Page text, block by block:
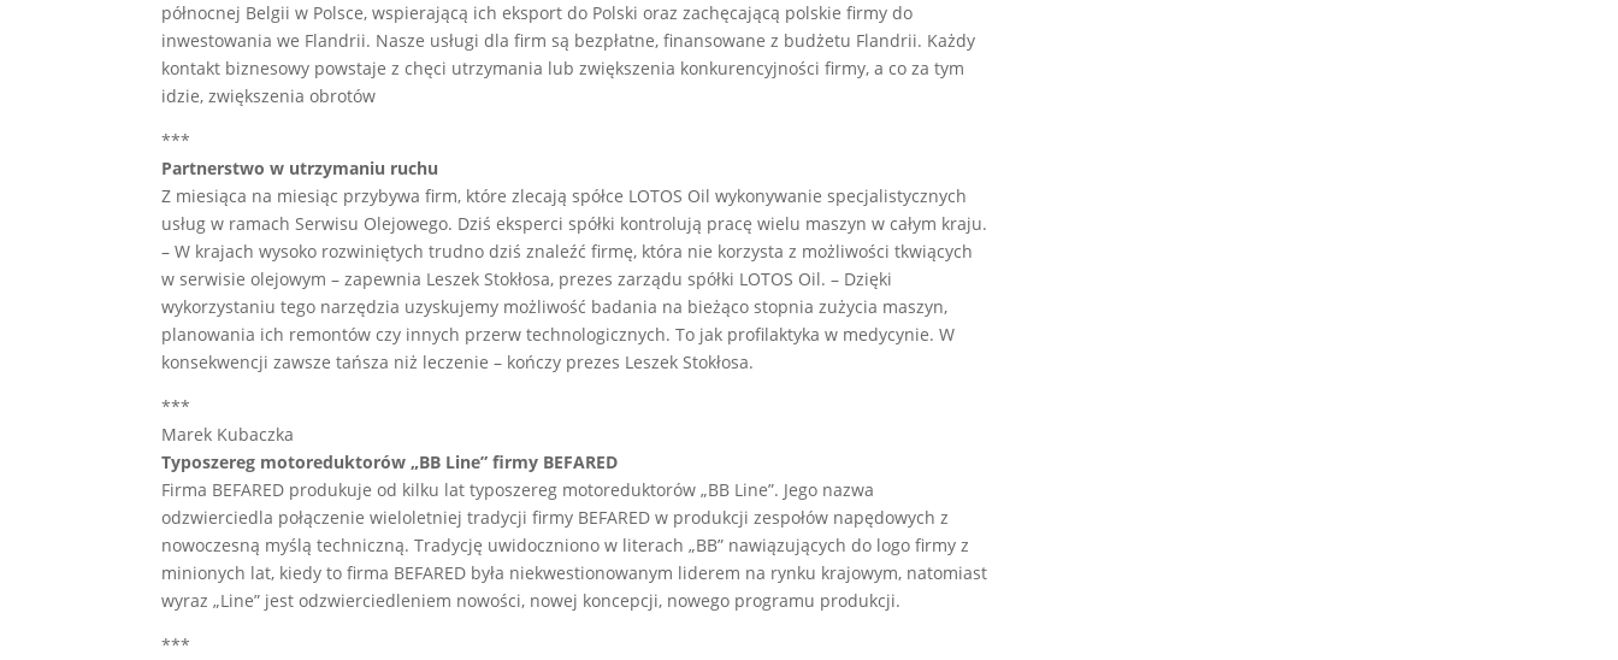
północnej Belgii w Polsce, wspierającą ich eksport do Polski oraz zachęcającą polskie firmy do
inwestowania we Flandrii. Nasze usługi dla firm są bezpłatne, finansowane z budżetu Flandrii. Każdy
kontakt biznesowy powstaje z chęci utrzymania lub zwiększenia konkurencyjności firmy, a co za tym
idzie, zwiększenia obrotów
***
Partnerstwo w utrzymaniu ruchu
Z miesiąca na miesiąc przybywa firm, które zlecają spółce LOTOS Oil wykonywanie specjalistycznych
usług w ramach Serwisu Olejowego. Dziś eksperci spółki kontrolują pracę wielu maszyn w całym kraju.
– W krajach wysoko rozwiniętych trudno dziś znaleźć firmę, która nie korzysta z możliwości tkwiących
w serwisie olejowym – zapewnia Leszek Stokłosa, prezes zarządu spółki LOTOS Oil. – Dzięki
wykorzystaniu tego narzędzia uzyskujemy możliwość badania na bieżąco stopnia zużycia maszyn,
planowania ich remontów czy innych przerw technologicznych. To jak profilaktyka w medycynie. W
konsekwencji zawsze tańsza niż leczenie – kończy prezes Leszek Stokłosa.
***
Marek Kubaczka
Typoszereg motoreduktorów „BB Line” firmy BEFARED
Firma BEFARED produkuje od kilku lat typoszereg motoreduktorów „BB Line”. Jego nazwa
odzwierciedla połączenie wieloletniej tradycji firmy BEFARED w produkcji zespołów napędowych z
nowoczesną myślą techniczną. Tradycję uwidoczniono w literach „BB” nawiązujących do logo firmy z
minionych lat, kiedy to firma BEFARED była niekwestionowanym liderem na rynku krajowym, natomiast
wyraz „Line” jest odzwierciedleniem nowości, nowej koncepcji, nowego programu produkcji.
***